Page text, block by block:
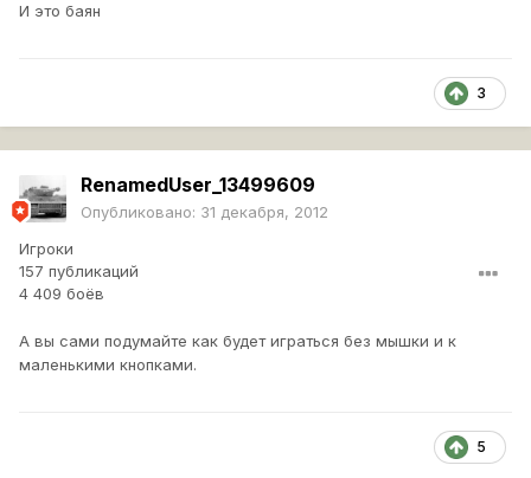
И это баян
3
RenamedUser_13499609
Опубликовано: 31 декабря, 2012
Игроки
157 публикаций
4 409 боёв
А вы сами подумайте как будет играться без мышки и к
маленькими кнопками.
5